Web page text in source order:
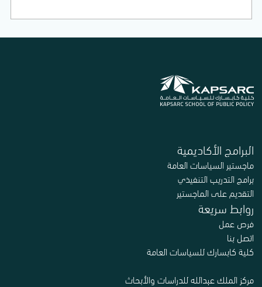
واختيرت إحدى دراساته مؤخرًا ضمن القائمة النهائية لجائزة المقالة الأكثر تأثيرًا التي
البرامج الأكاديمية
ماجستير السياسات العامة
برامج التدريب التنفيذي
التقديم على الماجستير
روابط سريعة
فرص عمل
اتصل بنا
كلية كابسارك للسياسات العامة
مركز الملك عبدالله للدراسات والأبحاث